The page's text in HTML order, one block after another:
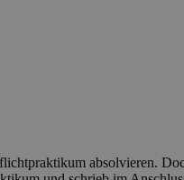
absolvieren.